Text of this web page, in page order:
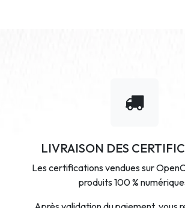
LIVRAISON DES
Les certifications vendues sur
produits 100 %